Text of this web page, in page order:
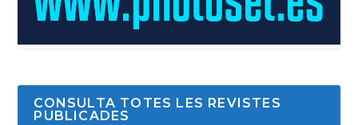
CONSULTA TOTES LES REVISTES
PUBLICADES